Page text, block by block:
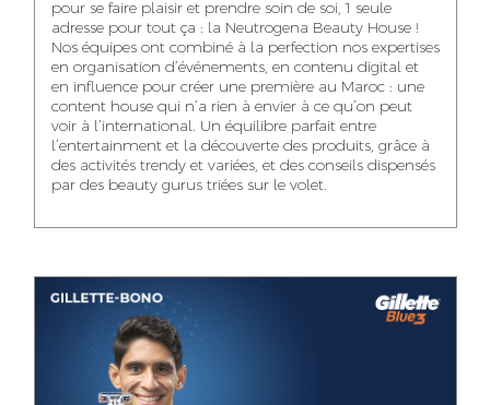
WA-IL ZRYOUIL
PUBLIC RELATIONS
CONSULTANT
NOUREDDINE
SAMADI
ART DIRECTOR
MOHAMED
LEHMOUM
ART DIRECTOR
MEHDI ZERRAD
MANAGER
CHAIMAA
DIGITAL MANAGER
IDMOUSSA SAFAA
NOUHAILA DIKER
pour se faire plaisir et prendre soin de soi, 1 seule
adresse pour tout ça : la Neutrogena Beauty House !
Nos équipes ont combiné à la perfection nos expertises
en organisation d’événements, en contenu digital et
en influence pour créer une première au Maroc : une
content house qui n’a rien à envier à ce qu’on peut
voir à l’international. Un équilibre parfait entre
l’entertainment et la découverte des produits, grâce à
des activités trendy et variées, et des conseils dispensés
par des beauty gurus triées sur le volet.